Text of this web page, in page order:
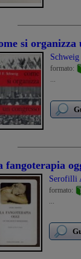
si organizza
formato:
...
fangoterapia
Serofilli
formato:
...